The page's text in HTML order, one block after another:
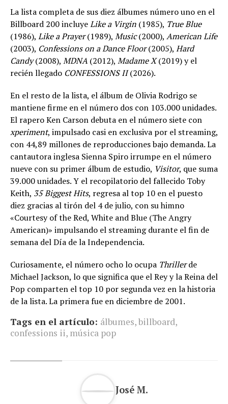
La lista completa de sus diez álbumes número uno en el
Billboard 200 incluyeLike a Virgin (1985), True Blue
(1986), Like a Prayer(1989), Music(2000), American Life
(2003), Confessions on a Dance Floor(2005), Hard
Candy(2008), MDNA (2012), Madame X(2019) y el
recién llegado CONFESSIONS II(2026).
En el resto de la lista, el álbum de Olivia Rodrigo se
mantiene firme en el número dos con 103.000 unidades.
El rapero Ken Carson debuta en el número siete con
xperiment, impulsado casi en exclusiva por el streaming,
con 44,89 millones de reproducciones bajo demanda. La
cantautora inglesa Sienna Spiro irrumpe en el número
nueve con su primer álbum de estudio, Visitor, que suma
39.000 unidades. Y el recopilatorio del fallecido Toby
Keith, 35 Biggest Hits, regresa al top 10 en el puesto
diez gracias al tirón del 4 de julio, con su himno
«Courtesy of the Red, White and Blue (The Angry
American)» impulsando el streaming durante el fin de
semana del Día de la Independencia.
Curiosamente, el número ocho lo ocupa Thrillerde
Michael Jackson, lo que significa que el Rey y la Reina del
Pop comparten el top 10 por segunda vez en la historia
de la lista. La primera fue en diciembre de 2001.
Tags en el artículo: álbumes,billboard,
confessions ii, música pop
José M.